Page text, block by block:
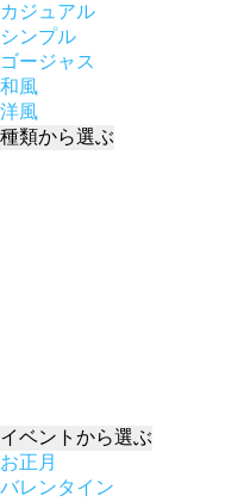
カジュアル
シンプル
ゴージャス
和風
洋風
種類から選ぶ
イベント から選ぶ
お正月
バレンタイン